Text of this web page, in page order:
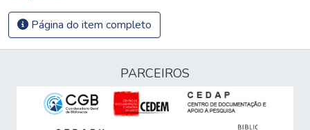
Página do item completo
PARCEIROS